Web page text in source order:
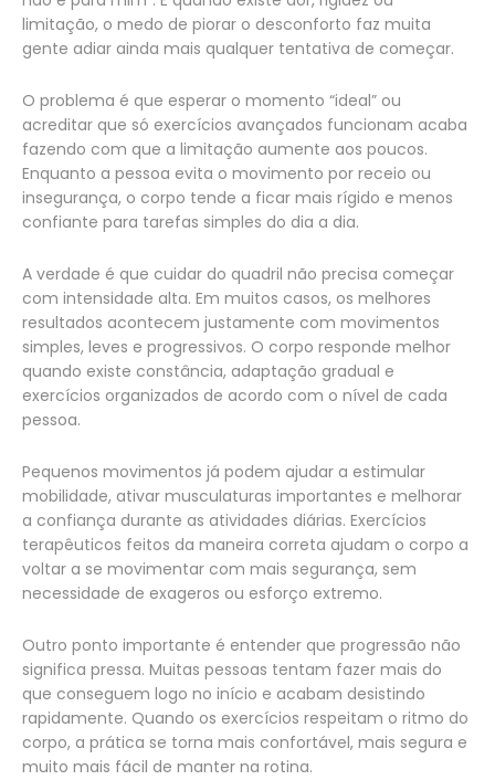
limitação, o medo de piorar o desconforto faz muita
gente adiar ainda mais qualquer tentativa de começar.
O problema é que esperar o momento “ideal” ou
acreditar que só exercícios avançados funcionam acaba
fazendo com que a limitação aumente aos poucos.
Enquanto a pessoa evita o movimento por receio ou
insegurança, o corpo tende a ficar mais rígido e menos
confiante para tarefas simples do dia a dia.
A verdade é que cuidar do quadril não precisa começar
com intensidade alta. Em muitos casos, os melhores
resultados acontecem justamente com movimentos
simples, leves e progressivos. O corpo responde melhor
quando existe constância, adaptação gradual e
exercícios organizados de acordo com o nível de cada
pessoa.
Pequenos movimentos já podem ajudar a estimular
mobilidade, ativar musculaturas importantes e melhorar
a confiança durante as atividades diárias. Exercícios
terapêuticos feitos da maneira correta ajudam o corpo a
voltar a se movimentar com mais segurança, sem
necessidade de exageros ou esforço extremo.
Outro ponto importante é entender que progressão não
significa pressa. Muitas pessoas tentam fazer mais do
que conseguem logo no início e acabam desistindo
rapidamente. Quando os exercícios respeitam o ritmo do
corpo, a prática se torna mais confortável, mais segura e
muito mais fácil de manter na rotina.